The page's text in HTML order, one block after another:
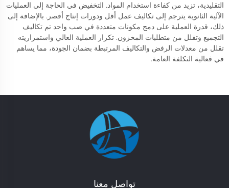
التقليدية، تزيد من كفاءة استخدام المواد. التخفيض في الحاجة إلى العمليات
الآلية الثانوية يترجم إلى تكاليف عمل أقل ودورات إنتاج أقصر. بالإضافة إلى
ذلك، قدرة العملية على دمج مكونات متعددة في صب واحد تم تكاليف
التجميع وتقلل من متطلبات المخزون. تكرار العملية العالي واستمراريته
تقلل من معدلات الرفض والتكاليف المرتبطة بضمان الجودة، مما يساهم
في فعالية التكلفة العامة.
تواصل معنا